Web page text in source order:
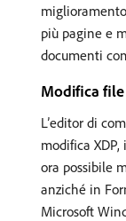
più pagine e
documenti
Modifica file
L’editor di
modifica
ora possibile
anziché in
Microsoft